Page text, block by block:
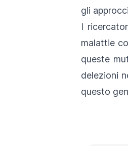
gli
I
malattie
queste
delezioni
questo